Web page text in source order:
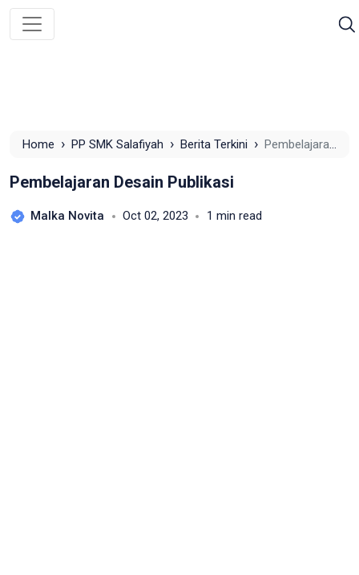
Home › PP SMK Salafiyah › Berita Terkini › Pembelajaran
Pembelajaran Desain Publikasi
Malka Novita Oct 02, 2023 1 min read